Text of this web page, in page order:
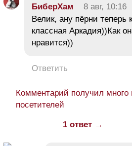
БиберХам 8 авг, 10:16
Велик, ану пёрни теперь
классная Аркадия))Как
нравится))
Ответить
Комментарий получил много
посетителей
1 ответ →